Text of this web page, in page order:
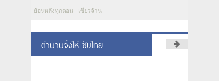
ย้อนหลังทุกตอน เซียวจ้าน
ตำนานจั้งไห่ ซับไทย